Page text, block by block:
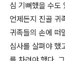
심 기뻐했을 수도
언제든지 진골 귀
귀족들의 손에 떠
심사를 살펴야 했